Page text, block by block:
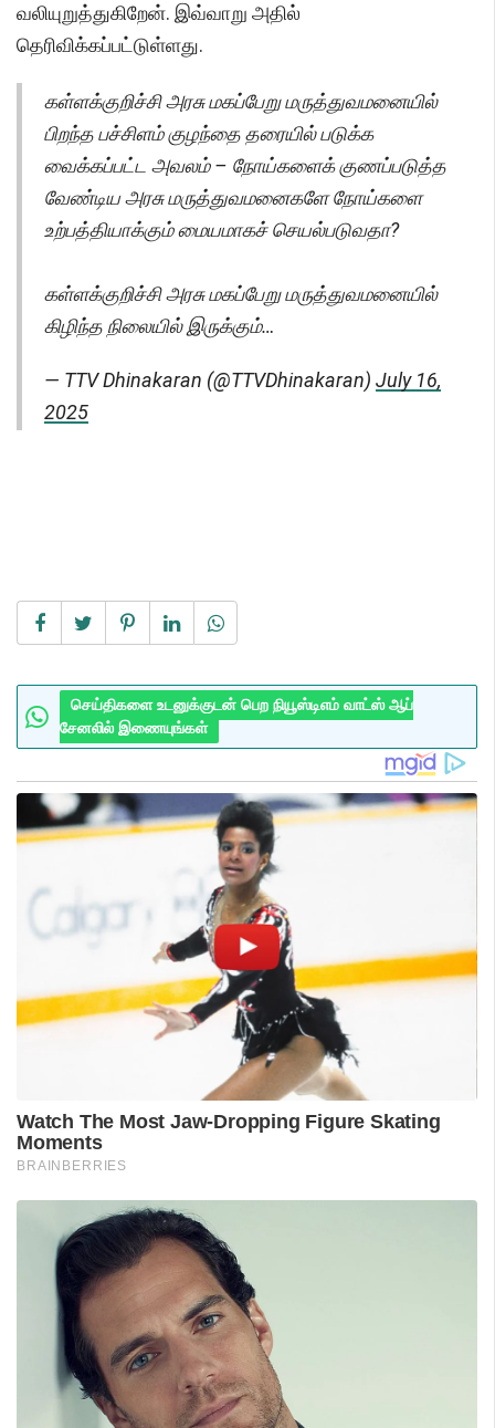
வலியுறுத்துகிறேன். இவ்வாறு அதில்
தெரிவிக்கப்பட்டுள்ளது.
கள்ளக்குறிச்சி அரசு மகப்பேறு மருத்துவமனையில்
பிறந்த பச்சிளம் குழந்தை தரையில் படுக்க
வைக்கப்பட்ட அவலம் – நோய்களைக் குணப்படுத்த
வேண்டிய அரசு மருத்துவமனைகளே நோய்களை
உற்பத்தியாக்கும் மையமாகச் செயல்படுவதா?
கள்ளக்குறிச்சி அரசு மகப்பேறு மருத்துவமனையில்
கிழிந்த நிலையில் இருக்கும்…
— TTV Dhinakaran (@TTVDhinakaran) July 16,
2025
செய்திகளை உடனுக்குடன் பெற நியூஸ்டிஎம் வாட்ஸ் ஆப்
சேனலில் இணையுங்கள்